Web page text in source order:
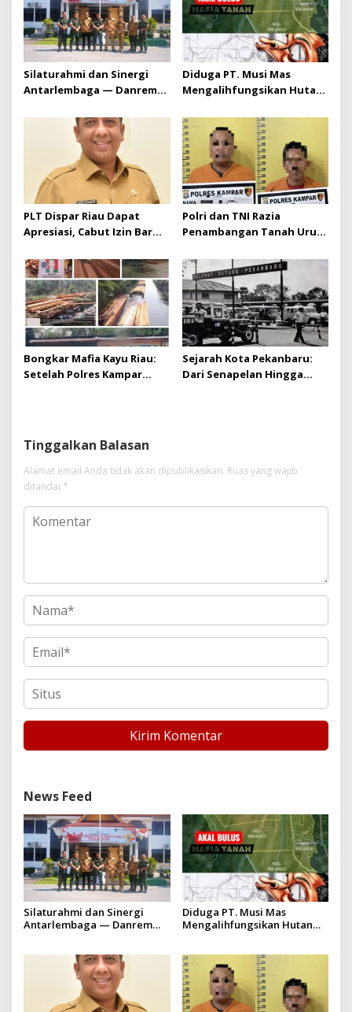
Silaturahmi dan Sinergi
Antarlembaga — Danrem
Kejaksaan Negeri Kuansing
Diduga PT. Musi Mas
Mengalihfungsikan Hutan
diduga melebihi batas izin
yang diizinkan
PLT Dispar Riau Dapat
Apresiasi, Cabut Izin Bar
Pro-Rakyat
Polri dan TNI Razia
Penambangan Tanah Urug,
Bongkar Mafia Kayu Riau:
Setelah Polres Kampar
Sejarah Kota Pekanbaru:
Dari Senapelan Hingga
Tinggalkan Balasan
Alamat email Anda tidak akan dipublikasikan. Ruas yang wajib
ditandai *
News Feed
Silaturahmi dan Sinergi
Antarlembaga — Danrem
Diduga PT. Musi Mas
Mengalihfungsikan Hutan
yang diizinkan